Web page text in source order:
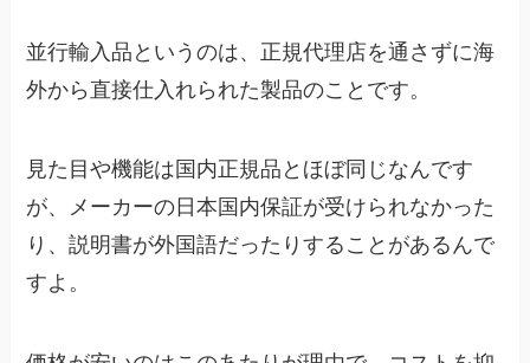
並行輸入品というのは、正規代理店を通さずに海
外から直接仕入れられた製品のことです。
見た目や機能は国内正規品とほぼ同じなんです
が、メーカーの日本国内保証が受けられなかった
り、説明書が外国語だったりすることがあるんで
すよ。